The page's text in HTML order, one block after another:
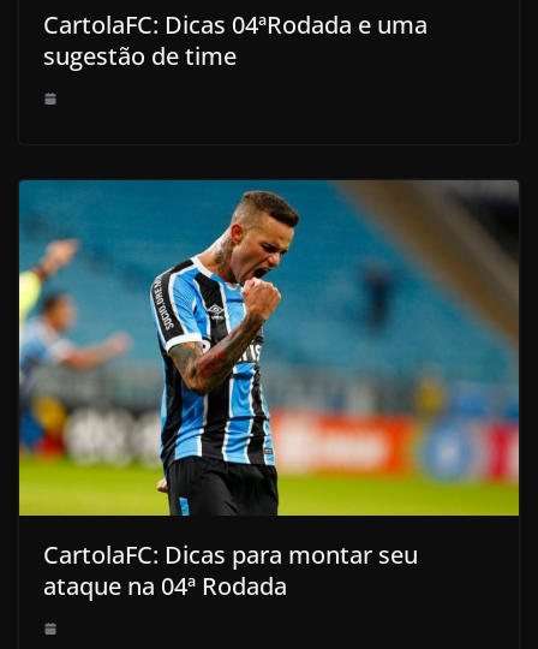
CartolaFC: Dicas 04ªRodada e uma
sugestão de time
CartolaFC: Dicas para montar seu
ataque na 04ª Rodada